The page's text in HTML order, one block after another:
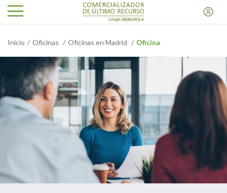
Inicio Oficinas Oficinas en Madrid Oficina